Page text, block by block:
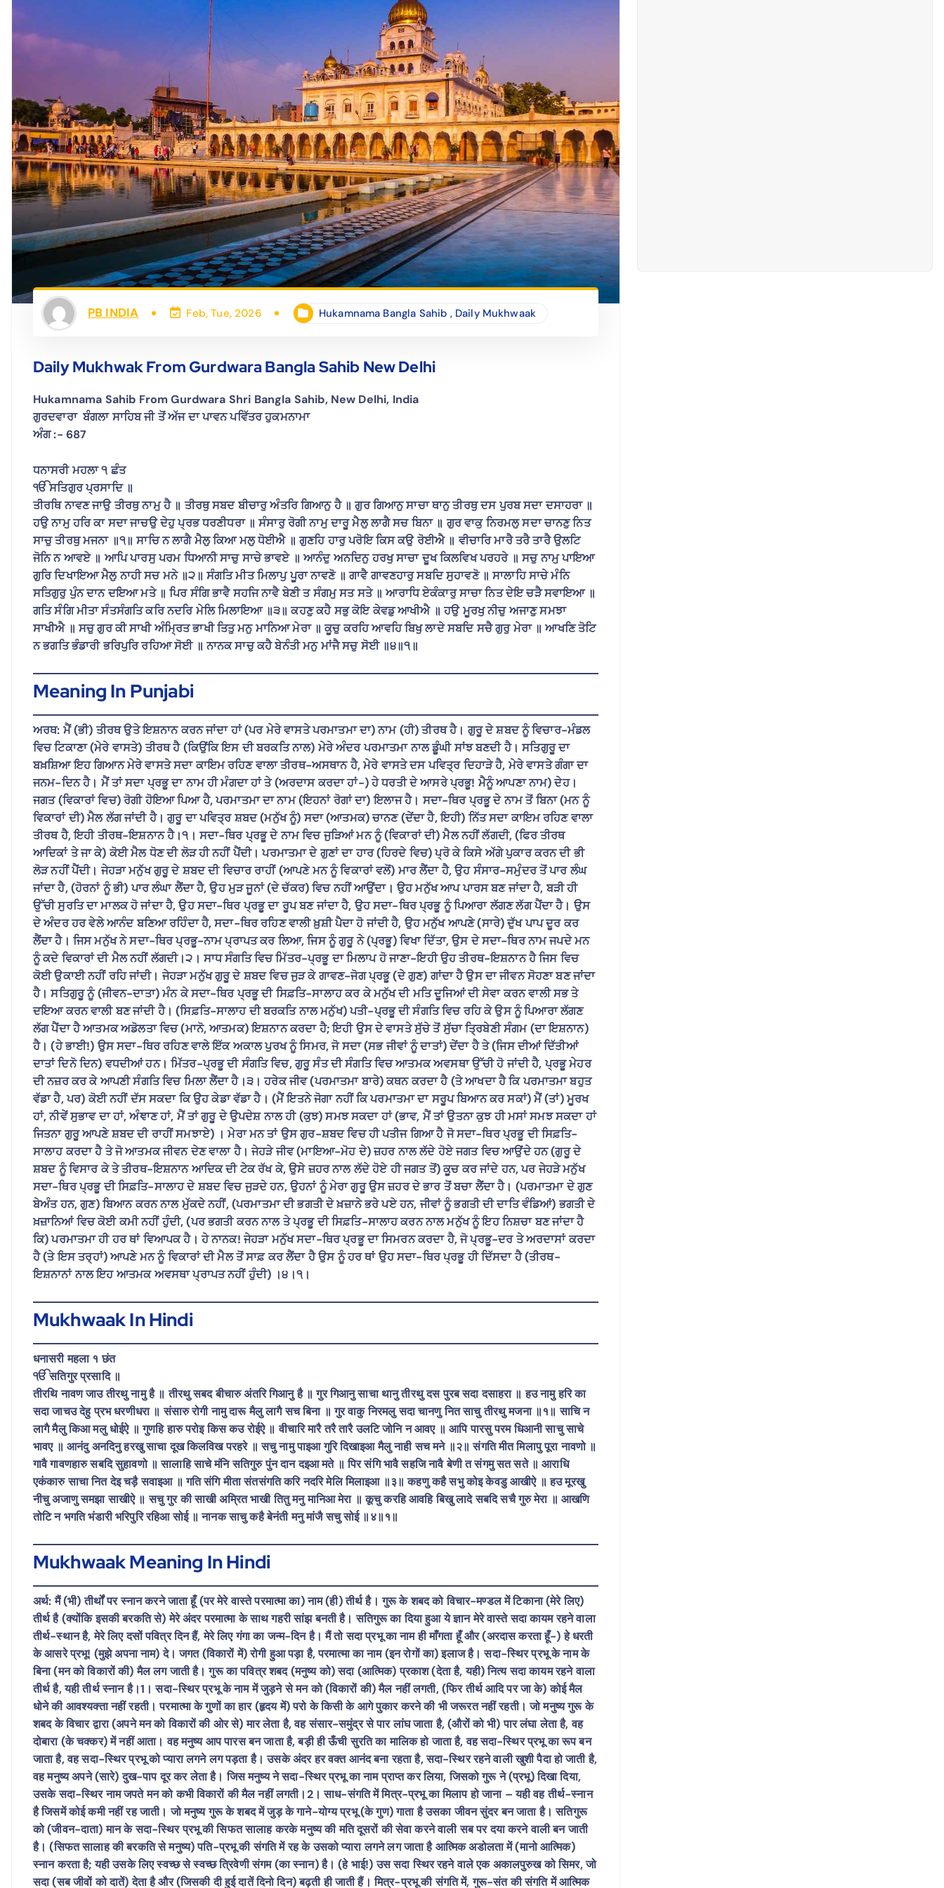
PB INDIA Feb, Tue, 2026 Hukamnama Bangla Sahib , Daily Mukhwaak
Daily Mukhwak From Gurdwara Bangla Sahib New Delhi
Hukamnama Sahib From Gurdwara Shri Bangla Sahib, New Delhi, India
ਗੁਰਦਵਾਰਾ ਬੰਗਲਾ ਸਾਹਿਬ ਜੀ ਤੋਂ ਅੱਜ ਦਾ ਪਾਵਨ ਪਵਿੱਤਰ ਹੁਕਮਨਾਮਾ
ਅੰਗ :- 687
ਧਨਾਸਰੀ ਮਹਲਾ ੧ ਛੰਤ
ੴ ਸਤਿਗੁਰ ਪ੍ਰਸਾਦਿ ॥
ਤੀਰਥਿ ਨਾਵਣ ਜਾਉ ਤੀਰਥੁ ਨਾਮੁ ਹੈ ॥ ਤੀਰਥੁ ਸਬਦ ਬੀਚਾਰੁ ਅੰਤਰਿ ਗਿਆਨੁ ਹੈ ॥ ਗੁਰ ਗਿਆਨੁ ਸਾਚਾ ਥਾਨੁ ਤੀਰਥੁ ਦਸ ਪੁਰਬ ਸਦਾ ਦਸਾਹਰਾ ॥
ਹਉ ਨਾਮੁ ਹਰਿ ਕਾ ਸਦਾ ਜਾਚਉ ਦੇਹੁ ਪ੍ਰਭ ਧਰਣੀਧਰਾ ॥ ਸੰਸਾਰੁ ਰੋਗੀ ਨਾਮੁ ਦਾਰੂ ਮੈਲੁ ਲਾਗੈ ਸਚ ਬਿਨਾ ॥ ਗੁਰ ਵਾਕੁ ਨਿਰਮਲੁ ਸਦਾ ਚਾਨਣੁ ਨਿਤ
ਸਾਚੁ ਤੀਰਥੁ ਮਜਨਾ ॥੧॥ ਸਾਚਿ ਨ ਲਾਗੈ ਮੈਲੁ ਕਿਆ ਮਲੁ ਧੋਈਐ ॥ ਗੁਣਹਿ ਹਾਰੁ ਪਰੋਇ ਕਿਸ ਕਉ ਰੋਈਐ ॥ ਵੀਚਾਰਿ ਮਾਰੈ ਤਰੈ ਤਾਰੈ ਉਲਟਿ
ਜੋਨਿ ਨ ਆਵਏ ॥ ਆਪਿ ਪਾਰਸੁ ਪਰਮ ਧਿਆਨੀ ਸਾਚੁ ਸਾਚੇ ਭਾਵਏ ॥ ਆਨੰਦੁ ਅਨਦਿਨੁ ਹਰਖੁ ਸਾਚਾ ਦੂਖ ਕਿਲਵਿਖ ਪਰਹਰੇ ॥ ਸਚੁ ਨਾਮੁ ਪਾਇਆ
ਗੁਰਿ ਦਿਖਾਇਆ ਮੈਲੁ ਨਾਹੀ ਸਚ ਮਨੇ ॥੨॥ ਸੰਗਤਿ ਮੀਤ ਮਿਲਾਪੁ ਪੂਰਾ ਨਾਵਣੋ ॥ ਗਾਵੈ ਗਾਵਣਹਾਰੁ ਸਬਦਿ ਸੁਹਾਵਣੋ ॥ ਸਾਲਾਹਿ ਸਾਚੇ ਮੰਨਿ
ਸਤਿਗੁਰੁ ਪੁੰਨ ਦਾਨ ਦਇਆ ਮਤੇ ॥ ਪਿਰ ਸੰਗਿ ਭਾਵੈ ਸਹਜਿ ਨਾਵੈ ਬੇਣੀ ਤ ਸੰਗਮੁ ਸਤ ਸਤੇ ॥ ਆਰਾਧਿ ਏਕੰਕਾਰੁ ਸਾਚਾ ਨਿਤ ਦੇਇ ਚੜੈ ਸਵਾਇਆ ॥
ਗਤਿ ਸੰਗਿ ਮੀਤਾ ਸੰਤਸੰਗਤਿ ਕਰਿ ਨਦਰਿ ਮੇਲਿ ਮਿਲਾਇਆ ॥੩॥ ਕਹਣੁ ਕਹੈ ਸਭੁ ਕੋਇ ਕੇਵਡੁ ਆਖੀਐ ॥ ਹਉ ਮੂਰਖੁ ਨੀਚੁ ਅਜਾਣੁ ਸਮਝਾ
ਸਾਖੀਐ ॥ ਸਚੁ ਗੁਰ ਕੀ ਸਾਖੀ ਅੰਮ੍ਰਿਤ ਭਾਖੀ ਤਿਤੁ ਮਨੁ ਮਾਨਿਆ ਮੇਰਾ ॥ ਕੂਚੁ ਕਰਹਿ ਆਵਹਿ ਬਿਖੁ ਲਾਦੇ ਸਬਦਿ ਸਚੈ ਗੁਰੁ ਮੇਰਾ ॥ ਆਖਣਿ ਤੋਟਿ
ਨ ਭਗਤਿ ਭੰਡਾਰੀ ਭਰਿਪੁਰਿ ਰਹਿਆ ਸੋਈ ॥ ਨਾਨਕ ਸਾਚੁ ਕਹੈ ਬੇਨੰਤੀ ਮਨੁ ਮਾਂਜੈ ਸਚੁ ਸੋਈ ॥੪॥੧॥
Meaning In Punjabi
ਅਰਥ: ਮੈਂ (ਭੀ) ਤੀਰਥ ਉਤੇ ਇਸ਼ਨਾਨ ਕਰਨ ਜਾਂਦਾ ਹਾਂ (ਪਰ ਮੇਰੇ ਵਾਸਤੇ ਪਰਮਾਤਮਾ ਦਾ) ਨਾਮ (ਹੀ) ਤੀਰਥ ਹੈ। ਗੁਰੂ ਦੇ ਸ਼ਬਦ ਨੂੰ ਵਿਚਾਰ-ਮੰਡਲ
ਵਿਚ ਟਿਕਾਣਾ (ਮੇਰੇ ਵਾਸਤੇ) ਤੀਰਥ ਹੈ (ਕਿਉਂਕਿ ਇਸ ਦੀ ਬਰਕਤਿ ਨਾਲ) ਮੇਰੇ ਅੰਦਰ ਪਰਮਾਤਮਾ ਨਾਲ ਡੂੰਘੀ ਸਾਂਝ ਬਣਦੀ ਹੈ। ਸਤਿਗੁਰੂ ਦਾ
ਬਖ਼ਸ਼ਿਆ ਇਹ ਗਿਆਨ ਮੇਰੇ ਵਾਸਤੇ ਸਦਾ ਕਾਇਮ ਰਹਿਣ ਵਾਲਾ ਤੀਰਥ-ਅਸਥਾਨ ਹੈ, ਮੇਰੇ ਵਾਸਤੇ ਦਸ ਪਵਿਤ੍ਰ ਦਿਹਾੜੇ ਹੈ, ਮੇਰੇ ਵਾਸਤੇ ਗੰਗਾ ਦਾ
ਜਨਮ-ਦਿਨ ਹੈ। ਮੈਂ ਤਾਂ ਸਦਾ ਪ੍ਰਭੂ ਦਾ ਨਾਮ ਹੀ ਮੰਗਦਾ ਹਾਂ ਤੇ (ਅਰਦਾਸ ਕਰਦਾ ਹਾਂ-) ਹੇ ਧਰਤੀ ਦੇ ਆਸਰੇ ਪ੍ਰਭੂ! ਮੈਨੂੰ ਆਪਣਾ ਨਾਮ) ਦੇਹ।
ਜਗਤ (ਵਿਕਾਰਾਂ ਵਿਚ) ਰੋਗੀ ਹੋਇਆ ਪਿਆ ਹੈ, ਪਰਮਾਤਮਾ ਦਾ ਨਾਮ (ਇਹਨਾਂ ਰੋਗਾਂ ਦਾ) ਇਲਾਜ ਹੈ। ਸਦਾ-ਥਿਰ ਪ੍ਰਭੂ ਦੇ ਨਾਮ ਤੋਂ ਬਿਨਾ (ਮਨ ਨੂੰ
ਵਿਕਾਰਾਂ ਦੀ) ਮੈਲ ਲੱਗ ਜਾਂਦੀ ਹੈ। ਗੁਰੂ ਦਾ ਪਵਿਤ੍ਰ ਸ਼ਬਦ (ਮਨੁੱਖ ਨੂੰ) ਸਦਾ (ਆਤਮਕ) ਚਾਨਣ (ਦੇਂਦਾ ਹੈ, ਇਹੀ) ਨਿੱਤ ਸਦਾ ਕਾਇਮ ਰਹਿਣ ਵਾਲਾ
ਤੀਰਥ ਹੈ, ਇਹੀ ਤੀਰਥ-ਇਸ਼ਨਾਨ ਹੈ।੧। ਸਦਾ-ਥਿਰ ਪ੍ਰਭੂ ਦੇ ਨਾਮ ਵਿਚ ਜੁੜਿਆਂ ਮਨ ਨੂੰ (ਵਿਕਾਰਾਂ ਦੀ) ਮੈਲ ਨਹੀਂ ਲੱਗਦੀ, (ਫਿਰ ਤੀਰਥ
ਆਦਿਕਾਂ ਤੇ ਜਾ ਕੇ) ਕੋਈ ਮੈਲ ਧੋਣ ਦੀ ਲੋੜ ਹੀ ਨਹੀਂ ਪੈਂਦੀ। ਪਰਮਾਤਮਾ ਦੇ ਗੁਣਾਂ ਦਾ ਹਾਰ (ਹਿਰਦੇ ਵਿਚ) ਪ੍ਰੋ ਕੇ ਕਿਸੇ ਅੱਗੇ ਪੁਕਾਰ ਕਰਨ ਦੀ ਭੀ
ਲੋੜ ਨਹੀਂ ਪੈਂਦੀ। ਜੇਹੜਾ ਮਨੁੱਖ ਗੁਰੂ ਦੇ ਸ਼ਬਦ ਦੀ ਵਿਚਾਰ ਰਾਹੀਂ (ਆਪਣੇ ਮਨ ਨੂੰ ਵਿਕਾਰਾਂ ਵਲੋਂ) ਮਾਰ ਲੈਂਦਾ ਹੈ, ਉਹ ਸੰਸਾਰ-ਸਮੁੰਦਰ ਤੋਂ ਪਾਰ ਲੰਘ
ਜਾਂਦਾ ਹੈ, (ਹੋਰਨਾਂ ਨੂੰ ਭੀ) ਪਾਰ ਲੰਘਾ ਲੈਂਦਾ ਹੈ, ਉਹ ਮੁੜ ਜੂਨਾਂ (ਦੇ ਚੱਕਰ) ਵਿਚ ਨਹੀਂ ਆਉਂਦਾ। ਉਹ ਮਨੁੱਖ ਆਪ ਪਾਰਸ ਬਣ ਜਾਂਦਾ ਹੈ, ਬੜੀ ਹੀ
ਉੱਚੀ ਸੁਰਤਿ ਦਾ ਮਾਲਕ ਹੋ ਜਾਂਦਾ ਹੈ, ਉਹ ਸਦਾ-ਥਿਰ ਪ੍ਰਭੂ ਦਾ ਰੂਪ ਬਣ ਜਾਂਦਾ ਹੈ, ਉਹ ਸਦਾ-ਥਿਰ ਪ੍ਰਭੂ ਨੂੰ ਪਿਆਰਾ ਲੱਗਣ ਲੱਗ ਪੈਂਦਾ ਹੈ। ਉਸ
ਦੇ ਅੰਦਰ ਹਰ ਵੇਲੇ ਆਨੰਦ ਬਣਿਆ ਰਹਿੰਦਾ ਹੈ, ਸਦਾ-ਥਿਰ ਰਹਿਣ ਵਾਲੀ ਖ਼ੁਸ਼ੀ ਪੈਦਾ ਹੋ ਜਾਂਦੀ ਹੈ, ਉਹ ਮਨੁੱਖ ਆਪਣੇ (ਸਾਰੇ) ਦੁੱਖ ਪਾਪ ਦੂਰ ਕਰ
ਲੈਂਦਾ ਹੈ। ਜਿਸ ਮਨੁੱਖ ਨੇ ਸਦਾ-ਥਿਰ ਪ੍ਰਭੂ-ਨਾਮ ਪ੍ਰਾਪਤ ਕਰ ਲਿਆ, ਜਿਸ ਨੂੰ ਗੁਰੂ ਨੇ (ਪ੍ਰਭੂ) ਵਿਖਾ ਦਿੱਤਾ, ਉਸ ਦੇ ਸਦਾ-ਥਿਰ ਨਾਮ ਜਪਦੇ ਮਨ
ਨੂੰ ਕਦੇ ਵਿਕਾਰਾਂ ਦੀ ਮੈਲ ਨਹੀਂ ਲੱਗਦੀ।੨। ਸਾਧ ਸੰਗਤਿ ਵਿਚ ਮਿੱਤਰ-ਪ੍ਰਭੂ ਦਾ ਮਿਲਾਪ ਹੋ ਜਾਣਾ-ਇਹੀ ਉਹ ਤੀਰਥ-ਇਸ਼ਨਾਨ ਹੈ ਜਿਸ ਵਿਚ
ਕੋਈ ਉਕਾਈ ਨਹੀਂ ਰਹਿ ਜਾਂਦੀ। ਜੇਹੜਾ ਮਨੁੱਖ ਗੁਰੂ ਦੇ ਸ਼ਬਦ ਵਿਚ ਜੁੜ ਕੇ ਗਾਵਣ-ਜੋਗ ਪ੍ਰਭੂ (ਦੇ ਗੁਣ) ਗਾਂਦਾ ਹੈ ਉਸ ਦਾ ਜੀਵਨ ਸੋਹਣਾ ਬਣ ਜਾਂਦਾ
ਹੈ। ਸਤਿਗੁਰੂ ਨੂੰ (ਜੀਵਨ-ਦਾਤਾ) ਮੰਨ ਕੇ ਸਦਾ-ਥਿਰ ਪ੍ਰਭੂ ਦੀ ਸਿਫ਼ਤਿ-ਸਾਲਾਹ ਕਰ ਕੇ ਮਨੁੱਖ ਦੀ ਮਤਿ ਦੂਜਿਆਂ ਦੀ ਸੇਵਾ ਕਰਨ ਵਾਲੀ ਸਭ ਤੇ
ਦਇਆ ਕਰਨ ਵਾਲੀ ਬਣ ਜਾਂਦੀ ਹੈ। (ਸਿਫ਼ਤਿ-ਸਾਲਾਹ ਦੀ ਬਰਕਤਿ ਨਾਲ ਮਨੁੱਖ) ਪਤੀ-ਪ੍ਰਭੂ ਦੀ ਸੰਗਤਿ ਵਿਚ ਰਹਿ ਕੇ ਉਸ ਨੂੰ ਪਿਆਰਾ ਲੱਗਣ
ਲੱਗ ਪੈਂਦਾ ਹੈ ਆਤਮਕ ਅਡੋਲਤਾ ਵਿਚ (ਮਾਨੋ, ਆਤਮਕ) ਇਸ਼ਨਾਨ ਕਰਦਾ ਹੈ; ਇਹੀ ਉਸ ਦੇ ਵਾਸਤੇ ਸੁੱਚੇ ਤੋਂ ਸੁੱਚਾ ਤ੍ਰਿਬੇਣੀ ਸੰਗਮ (ਦਾ ਇਸ਼ਨਾਨ)
ਹੈ। (ਹੇ ਭਾਈ!) ਉਸ ਸਦਾ-ਥਿਰ ਰਹਿਣ ਵਾਲੇ ਇੱਕ ਅਕਾਲ ਪੁਰਖ ਨੂੰ ਸਿਮਰ, ਜੋ ਸਦਾ (ਸਭ ਜੀਵਾਂ ਨੂੰ ਦਾਤਾਂ) ਦੇਂਦਾ ਹੈ ਤੇ (ਜਿਸ ਦੀਆਂ ਦਿੱਤੀਆਂ
ਦਾਤਾਂ ਦਿਨੋ ਦਿਨ) ਵਧਦੀਆਂ ਹਨ। ਮਿੱਤਰ-ਪ੍ਰਭੂ ਦੀ ਸੰਗਤਿ ਵਿਚ, ਗੁਰੂ ਸੰਤ ਦੀ ਸੰਗਤਿ ਵਿਚ ਆਤਮਕ ਅਵਸਥਾ ਉੱਚੀ ਹੋ ਜਾਂਦੀ ਹੈ, ਪ੍ਰਭੂ ਮੇਹਰ
ਦੀ ਨਜ਼ਰ ਕਰ ਕੇ ਆਪਣੀ ਸੰਗਤਿ ਵਿਚ ਮਿਲਾ ਲੈਂਦਾ ਹੈ।੩। ਹਰੇਕ ਜੀਵ (ਪਰਮਾਤਮਾ ਬਾਰੇ) ਕਥਨ ਕਰਦਾ ਹੈ (ਤੇ ਆਖਦਾ ਹੈ ਕਿ ਪਰਮਾਤਮਾ ਬਹੁਤ
ਵੱਡਾ ਹੈ, ਪਰ) ਕੋਈ ਨਹੀਂ ਦੱਸ ਸਕਦਾ ਕਿ ਉਹ ਕੇਡਾ ਵੱਡਾ ਹੈ। (ਮੈਂ ਇਤਨੇ ਜੋਗਾ ਨਹੀਂ ਕਿ ਪਰਮਾਤਮਾ ਦਾ ਸਰੂਪ ਬਿਆਨ ਕਰ ਸਕਾਂ) ਮੈਂ (ਤਾਂ) ਮੂਰਖ
ਹਾਂ, ਨੀਵੇਂ ਸੁਭਾਵ ਦਾ ਹਾਂ, ਅੰਞਾਣ ਹਾਂ, ਮੈਂ ਤਾਂ ਗੁਰੂ ਦੇ ਉਪਦੇਸ਼ ਨਾਲ ਹੀ (ਕੁਝ) ਸਮਝ ਸਕਦਾ ਹਾਂ (ਭਾਵ, ਮੈਂ ਤਾਂ ਉਤਨਾ ਕੁਝ ਹੀ ਮਸਾਂ ਸਮਝ ਸਕਦਾ ਹਾਂ
ਜਿਤਨਾ ਗੁਰੂ ਆਪਣੇ ਸ਼ਬਦ ਦੀ ਰਾਹੀਂ ਸਮਝਾਏ) । ਮੇਰਾ ਮਨ ਤਾਂ ਉਸ ਗੁਰ-ਸ਼ਬਦ ਵਿਚ ਹੀ ਪਤੀਜ ਗਿਆ ਹੈ ਜੋ ਸਦਾ-ਥਿਰ ਪ੍ਰਭੂ ਦੀ ਸਿਫ਼ਤਿ-
ਸਾਲਾਹ ਕਰਦਾ ਹੈ ਤੇ ਜੋ ਆਤਮਕ ਜੀਵਨ ਦੇਣ ਵਾਲਾ ਹੈ। ਜੇਹੜੇ ਜੀਵ (ਮਾਇਆ-ਮੋਹ ਦੇ) ਜ਼ਹਰ ਨਾਲ ਲੱਦੇ ਹੋਏ ਜਗਤ ਵਿਚ ਆਉਂਦੇ ਹਨ (ਗੁਰੂ ਦੇ
ਸ਼ਬਦ ਨੂੰ ਵਿਸਾਰ ਕੇ ਤੇ ਤੀਰਥ-ਇਸ਼ਨਾਨ ਆਦਿਕ ਦੀ ਟੇਕ ਰੱਖ ਕੇ, ਉਸੇ ਜ਼ਹਰ ਨਾਲ ਲੱਦੇ ਹੋਏ ਹੀ ਜਗਤ ਤੋਂ) ਕੂਚ ਕਰ ਜਾਂਦੇ ਹਨ, ਪਰ ਜੇਹੜੇ ਮਨੁੱਖ
ਸਦਾ-ਥਿਰ ਪ੍ਰਭੂ ਦੀ ਸਿਫ਼ਤਿ-ਸਾਲਾਹ ਦੇ ਸ਼ਬਦ ਵਿਚ ਜੁੜਦੇ ਹਨ, ਉਹਨਾਂ ਨੂੰ ਮੇਰਾ ਗੁਰੂ ਉਸ ਜ਼ਹਰ ਦੇ ਭਾਰ ਤੋਂ ਬਚਾ ਲੈਂਦਾ ਹੈ। (ਪਰਮਾਤਮਾ ਦੇ ਗੁਣ
ਬੇਅੰਤ ਹਨ, ਗੁਣ) ਬਿਆਨ ਕਰਨ ਨਾਲ ਮੁੱਕਦੇ ਨਹੀਂ, (ਪਰਮਾਤਮਾ ਦੀ ਭਗਤੀ ਦੇ ਖ਼ਜ਼ਾਨੇ ਭਰੇ ਪਏ ਹਨ, ਜੀਵਾਂ ਨੂੰ ਭਗਤੀ ਦੀ ਦਾਤਿ ਵੰਡਿਆਂ) ਭਗਤੀ ਦੇ
ਖ਼ਜ਼ਾਨਿਆਂ ਵਿਚ ਕੋਈ ਕਮੀ ਨਹੀਂ ਹੁੰਦੀ, (ਪਰ ਭਗਤੀ ਕਰਨ ਨਾਲ ਤੇ ਪ੍ਰਭੂ ਦੀ ਸਿਫ਼ਤਿ-ਸਾਲਾਹ ਕਰਨ ਨਾਲ ਮਨੁੱਖ ਨੂੰ ਇਹ ਨਿਸ਼ਚਾ ਬਣ ਜਾਂਦਾ ਹੈ
ਕਿ) ਪਰਮਾਤਮਾ ਹੀ ਹਰ ਥਾਂ ਵਿਆਪਕ ਹੈ। ਹੇ ਨਾਨਕ! ਜੇਹੜਾ ਮਨੁੱਖ ਸਦਾ-ਥਿਰ ਪ੍ਰਭੂ ਦਾ ਸਿਮਰਨ ਕਰਦਾ ਹੈ, ਜੋ ਪ੍ਰਭੂ-ਦਰ ਤੇ ਅਰਦਾਸਾਂ ਕਰਦਾ
ਹੈ (ਤੇ ਇਸ ਤਰ੍ਹਾਂ) ਆਪਣੇ ਮਨ ਨੂੰ ਵਿਕਾਰਾਂ ਦੀ ਮੈਲ ਤੋਂ ਸਾਫ਼ ਕਰ ਲੈਂਦਾ ਹੈ ਉਸ ਨੂੰ ਹਰ ਥਾਂ ਉਹ ਸਦਾ-ਥਿਰ ਪ੍ਰਭੂ ਹੀ ਦਿੱਸਦਾ ਹੈ (ਤੀਰਥ-
ਇਸ਼ਨਾਨਾਂ ਨਾਲ ਇਹ ਆਤਮਕ ਅਵਸਥਾ ਪ੍ਰਾਪਤ ਨਹੀਂ ਹੁੰਦੀ) ।੪।੧।
Mukhwaak In Hindi
धनासरी महला १ छंत
ੴ सतिगुर प्रसादि ॥
तीरथि नावण जाउ तीरथु नामु है ॥ तीरथु सबद बीचारु अंतरि गिआनु है ॥ गुर गिआनु साचा थानु तीरथु दस पुरब सदा दसाहरा ॥ हउ नामु हरि का
सदा जाचउ देहु प्रभ धरणीधरा ॥ संसारु रोगी नामु दारू मैलु लागै सच बिना ॥ गुर वाकु निरमलु सदा चानणु नित साचु तीरथु मजना ॥१॥ साचि न
लागै मैलु किआ मलु धोईऐ ॥ गुणहि हारु परोइ किस कउ रोईऐ ॥ वीचारि मारै तरै तारै उलटि जोनि न आवए ॥ आपि पारसु परम धिआनी साचु साचे
भावए ॥ आनंदु अनदिनु हरखु साचा दूख किलविख परहरे ॥ सचु नामु पाइआ गुरि दिखाइआ मैलु नाही सच मने ॥२॥ संगति मीत मिलापु पूरा नावणो ॥
गावै गावणहारु सबदि सुहावणो ॥ सालाहि साचे मंनि सतिगुरु पुंन दान दइआ मते ॥ पिर संगि भावै सहजि नावै बेणी त संगमु सत सते ॥ आराधि
एकंकारु साचा नित देइ चड़ै सवाइआ ॥ गति संगि मीता संतसंगति करि नदरि मेलि मिलाइआ ॥३॥ कहणु कहै सभु कोइ केवडु आखीऐ ॥ हउ मूरखु
नीचु अजाणु समझा साखीऐ ॥ सचु गुर की साखी अम्रित भाखी तितु मनु मानिआ मेरा ॥ कूचु करहि आवहि बिखु लादे सबदि सचै गुरु मेरा ॥ आखणि
तोटि न भगति भंडारी भरिपुरि रहिआ सोई ॥ नानक साचु कहै बेनंती मनु मांजै सचु सोई ॥४॥१॥
Mukhwaak Meaning In Hindi
अर्थ: मैं (भी) तीर्थों पर स्नान करने जाता हूँ (पर मेरे वास्ते परमात्मा का) नाम (ही) तीर्थ है। गुरू के शबद को विचार-मण्डल में टिकाना (मेरे लिए)
तीर्थ है (क्योंकि इसकी बरकति से) मेरे अंदर परमात्मा के साथ गहरी सांझ बनती है। सतिगुरू का दिया हुआ ये ज्ञान मेरे वास्ते सदा कायम रहने वाला
तीर्थ-स्थान है, मेरे लिए दसों पवित्र दिन हैं, मेरे लिए गंगा का जन्म-दिन है। मैं तो सदा प्रभू का नाम ही माँगता हूँ और (अरदास करता हूँ-) हे धरती
के आसरे प्रभू! (मुझे अपना नाम) दे। जगत (विकारों में) रोगी हुआ पड़ा है, परमात्मा का नाम (इन रोगों का) इलाज है। सदा-स्थिर प्रभू के नाम के
बिना (मन को विकारों की) मैल लग जाती है। गुरू का पवित्र शबद (मनुष्य को) सदा (आत्मिक) प्रकाश (देता है, यही) नित्य सदा कायम रहने वाला
तीर्थ है, यही तीर्थ स्नान है।1। सदा-स्थिर प्रभू के नाम में जुड़ने से मन को (विकारों की) मैल नहीं लगती, (फिर तीर्थ आदि पर जा के) कोई मैल
धोने की आवश्यक्ता नहीं रहती। परमात्मा के गुणों का हार (हृदय में) परो के किसी के आगे पुकार करने की भी जरूरत नहीं रहती। जो मनुष्य गुरू के
शबद के विचार द्वारा (अपने मन को विकारों की ओर से) मार लेता है, वह संसार-समुंद्र से पार लांघ जाता है, (औरों को भी) पार लंघा लेता है, वह
दोबारा (के चक्कर) में नहीं आता। वह मनुष्य आप पारस बन जाता है, बड़ी ही ऊँची सुरति का मालिक हो जाता है, वह सदा-स्थिर प्रभू का रूप बन
जाता है, वह सदा-स्थिर प्रभू को प्यारा लगने लग पड़ता है। उसके अंदर हर वक्त आनंद बना रहता है, सदा-स्थिर रहने वाली खुशी पैदा हो जाती है,
वह मनुष्य अपने (सारे) दुख-पाप दूर कर लेता है। जिस मनुष्य ने सदा-स्थिर प्रभू का नाम प्राप्त कर लिया, जिसको गुरू ने (प्रभू) दिखा दिया,
उसके सदा-स्थिर नाम जपते मन को कभी विकारों की मैल नहीं लगती।2। साध-संगति में मित्र-प्रभू का मिलाप हो जाना – यही वह तीर्थ-स्नान
है जिसमें कोई कमी नहीं रह जाती। जो मनुष्य गुरू के शबद में जुड़ के गाने-योग्य प्रभू (के गुण) गाता है उसका जीवन सुंदर बन जाता है। सतिगुरू
को (जीवन-दाता) मान के सदा-स्थिर प्रभू की सिफत सालाह करके मनुष्य की मति दूसरों की सेवा करने वाली सब पर दया करने वाली बन जाती
है। (सिफत सालाह की बरकति से मनुष्य) पति-प्रभू की संगति में रह के उसको प्यारा लगने लग जाता है आत्मिक अडोलता में (मानो आत्मिक)
स्नान करता है; यही उसके लिए स्वच्छ से स्वच्छ त्रिवेणी संगम (का स्नान) है। (हे भाई!) उस सदा स्थिर रहने वाले एक अकालपुरुख को सिमर, जो
सदा (सब जीवों को दातें) देता है और (जिसकी दी हुई दातें दिनो दिन) बढ़ती ही जाती हैं। मित्र-प्रभू की संगति में, गुरू-संत की संगति में आत्मिक